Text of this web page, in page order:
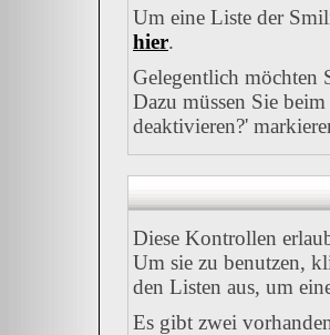
Um eine Liste der
hier.
Gelegentlich möchten
Dazu müssen Sie
deaktivieren?'
Diese Kontrollen
Um sie zu benutzen,
den Listen aus, um
Es gibt zwei